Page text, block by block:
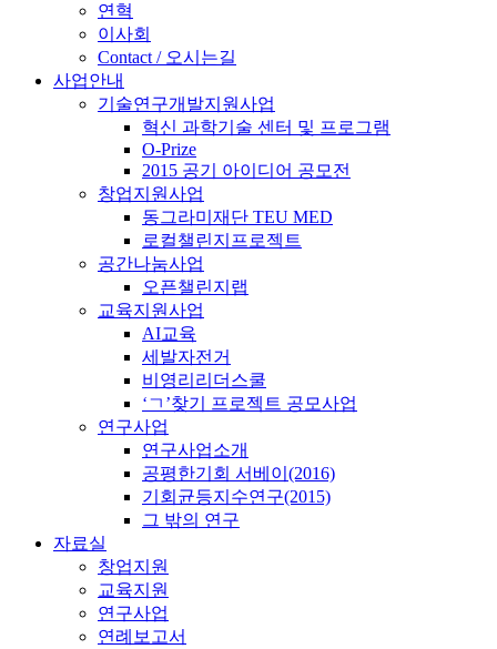
연혁
이사회
Contact / 오시는길
사업안내
기술연구개발지원사업
혁신 과학기술 센터 및 프로그램
O-Prize
2015 공기 아이디어 공모전
창업지원사업
동그라미재단 TEU MED
로컬챌린지프로젝트
공간나눔사업
오픈챌린지랩
교육지원사업
AI교육
세발자전거
비영리리더스쿨
‘ㄱ’찾기 프로젝트 공모사업
연구사업
연구사업소개
공평한기회 서베이(2016)
기회균등지수연구(2015)
그 밖의 연구
자료실
창업지원
교육지원
연구사업
연례보고서